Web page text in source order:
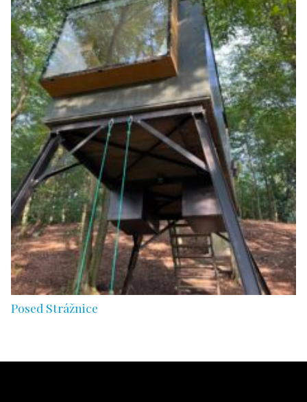
Posed Strážnice